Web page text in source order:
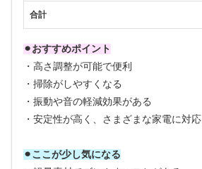
合計
⚫︎おすすめポイント
・高さ調整が可能で便利
・掃除がしやすくなる
・振動や音の軽減効果がある
・安定性が高く、さまざまな家電に対応
⚫︎ここが少し気になる